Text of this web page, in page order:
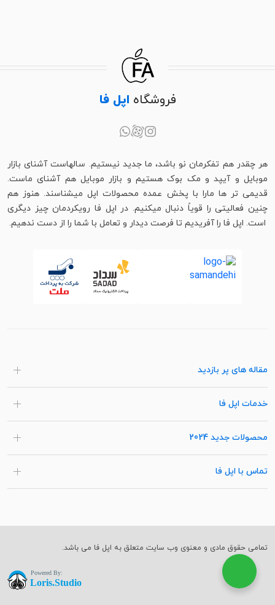
فروشگاه اپل فا
هر چقدر هم تفکرمان نو باشد، ما جدید نیستیم. سالهاست آشنای بازار
موبایل و آیپد و مک بوک هستیم و بازار موبایل هم آشنای ماست.
قدیمی تر ها مارا با پخش عمده محصولات اپل میشناسند. هنوز هم
چنین فعالیتی را قویاً دنبال میکنیم. در اپل فا رویکردمان چیز دیگری
است. اپل فا را آفریدیم تا فرصت دیدار و تعامل با شما را از دست ندهیم.
مقاله های پر بازدید
خدمات اپل فا
محصولات جدید 2024
تماس با اپل فا
تمامی حقوق مادی و معنوی وب سایت متعلق به اپل فا می باشد.